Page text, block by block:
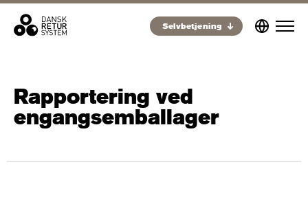
Selvbetjening
Rapportering ved
engangsemballager